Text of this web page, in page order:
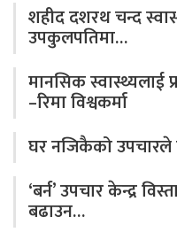
शहीद दशरथ चन्द
उपकुलपतिमा…
मानसिक स्वास्थ्यलाई
–रिमा विश्वकर्मा
घर नजिकैको उपचारले
‘बर्न’ उपचार केन्द्र
बढाउन…